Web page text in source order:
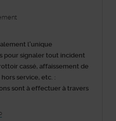
l'unique
pour signaler tout incident
cassé, affaissement de
service, etc. :
sont à effectuer à travers